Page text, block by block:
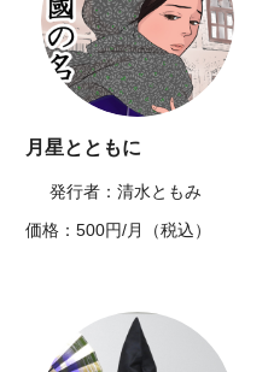
月星とともに
発行者：清水ともみ
価格：500円/月（税込）